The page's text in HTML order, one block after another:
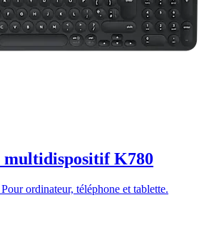
multidispositif K780
ordinateur, téléphone et tablette.